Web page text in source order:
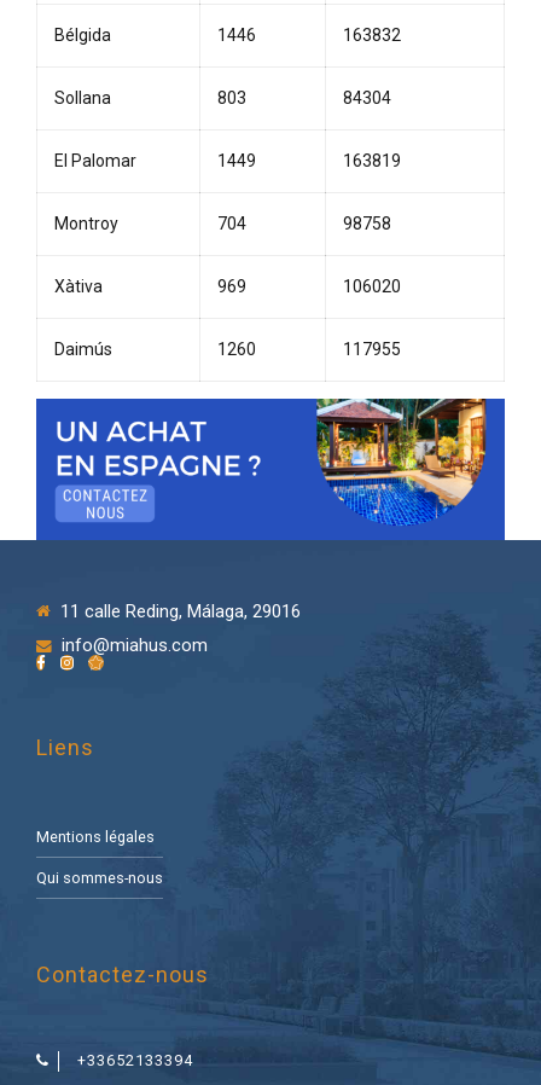
Bélgida 1446 163832
Sollana 803 84304
El Palomar 1449 163819
Montroy 704 98758
Xàtiva 969 106020
Daimús 1260 117955
11 calle Reding, Málaga, 29016
info@miahus.com
Liens
Mentions légales
Qui sommes-nous
Contactez-nous
+33652133394